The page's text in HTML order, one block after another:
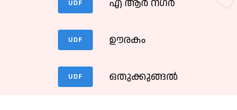
UDF
UDF
UDF
എ ആർ നഗർ
ഊരകം
ഒതുക്കുങ്ങൽ